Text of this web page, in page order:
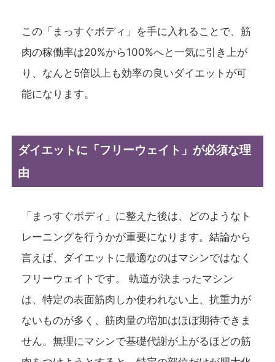
この「まっすぐボディ」を手に入れることで、筋
肉の稼働率は20%から100%へと一気に引き上が
り、なんと5倍以上も効率の良いダイエットが可
能になります。
ダイエットに「フリーウェイト」が必須な理
由
「まっすぐボディ」に整えた後は、どのようなト
レーニングを行うかが重要になります。結論から
言えば、ダイエットに最適なのはマシンではなく
フリーウェイトです。 軌道が決まったマシン
は、特定の表面筋肉しか使われない上、抗重力が
ないものが多く、筋肉量の増加はほぼ期待できま
せん。無理にマシンで基礎代謝が上がるほどの筋